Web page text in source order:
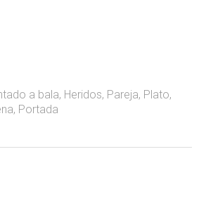
tira bala, Heridos, Pareja, Plato,
, Portada